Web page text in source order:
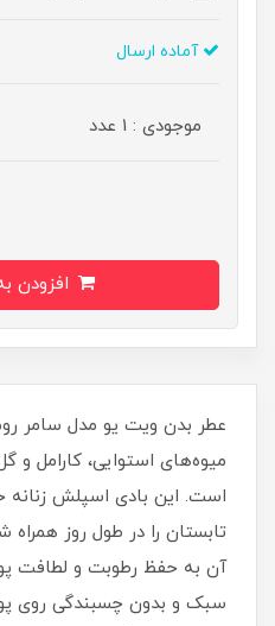
آماده ارسال
موجودی : 1 عدد
عطر بدن ویت یو مدل سامر
میوه‌های استوایی، کارامل
است. این بادی اسپلش
تابستان را در طول روز
آن به حفظ رطوبت و لطافت
سبک و بدون چسبندگی